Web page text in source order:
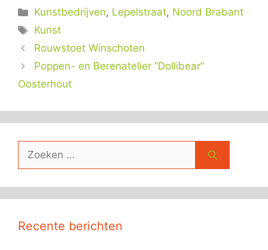
Categorieën
Kunstbedrijven, Lepelstraat, Noord Brabant
Tags
Kunst
Rouwstoet Winschoten
Poppen- en Berenatelier “Dollibear”
Oosterhout
Zoek
Recente berichten